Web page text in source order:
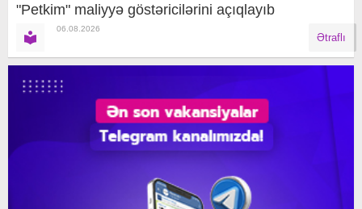
"Petkim" maliyyə göstəricilərini açıqlayıb
06.08.2026
Ətraflı